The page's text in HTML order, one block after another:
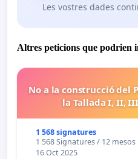
Les vostres dades
Altres peticions que podrien
No a la construcció del
la Tallada I, II,
1 568 signatures
1 568 Signatures / 12 mesos
16 Oct 2025